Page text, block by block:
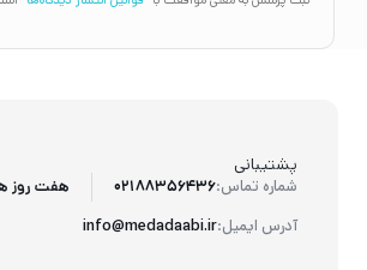
پشتیبانی
شماره تماس:02188356436
آدرس ایمیل:info@medadaabi.ir
هفت روز